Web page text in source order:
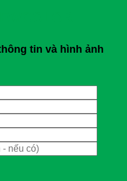
tin và hình ảnh